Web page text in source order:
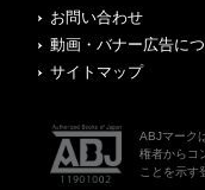
お問い合わせ
動画・バナー広告に
サイトマップ
ABJマーク
権者からコ
ことを示す